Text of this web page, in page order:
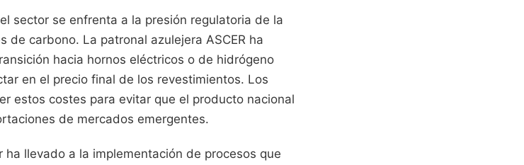
sector se enfrenta a la presión regulatoria de la
de carbono. La patronal azulejera ASCER ha
hacia hornos eléctricos o de hidrógeno
en el precio final de los revestimientos. Los
estos costes para evitar que el producto nacional
de mercados emergentes.
ha llevado a la implementación de procesos que